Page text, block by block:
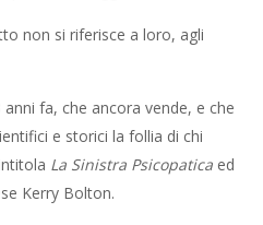
non si riferisce a loro, agli
fa, che ancora vende, e che
e storici la follia di chi
La Sinistra Psicopatica ed
Kerry Bolton.